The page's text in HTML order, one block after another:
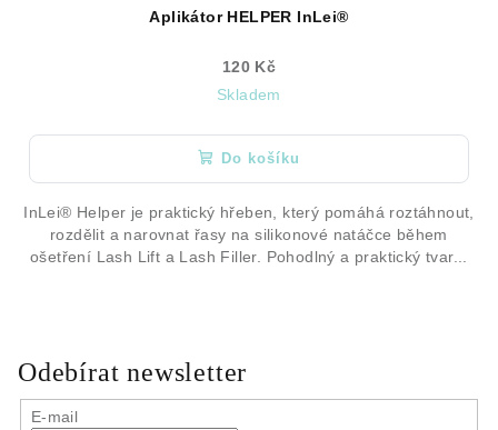
Aplikátor HELPER InLei®
120 Kč
Skladem
Do košíku
InLei® Helper je praktický hřeben, který pomáhá roztáhnout,
rozdělit a narovnat řasy na silikonové natáčce během
ošetření Lash Lift a Lash Filler. Pohodlný a praktický tvar...
Odebírat newsletter
E-mail